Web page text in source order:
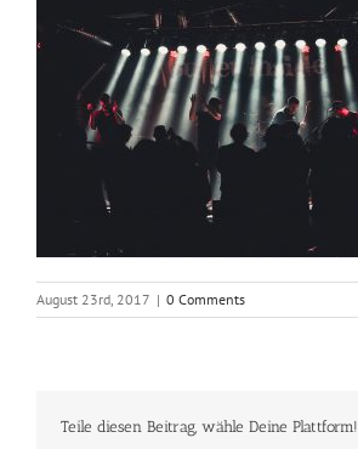
August 23rd, 2017 | 0 Comments
Teile diesen Beitrag, wähle Deine Plattform!